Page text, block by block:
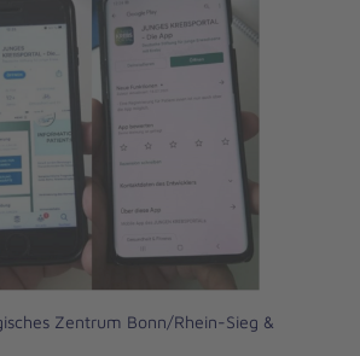
Zentrum Bonn/Rhein-Sieg &